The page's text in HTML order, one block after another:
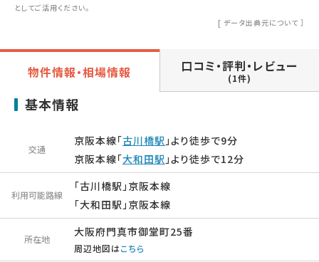
としてご活用ください。
[ データ出典元について ］
物件情報・相場情報 口コミ・評判・レビュー
(1件)
基本情報
交通
京阪本線「古川橋駅」より徒歩で9分
京阪本線「大和田駅」より徒歩で12分
利用可能路線
「古川橋駅」京阪本線
「大和田駅」京阪本線
所在地
大阪府門真市御堂町25番
周辺地図はこちら